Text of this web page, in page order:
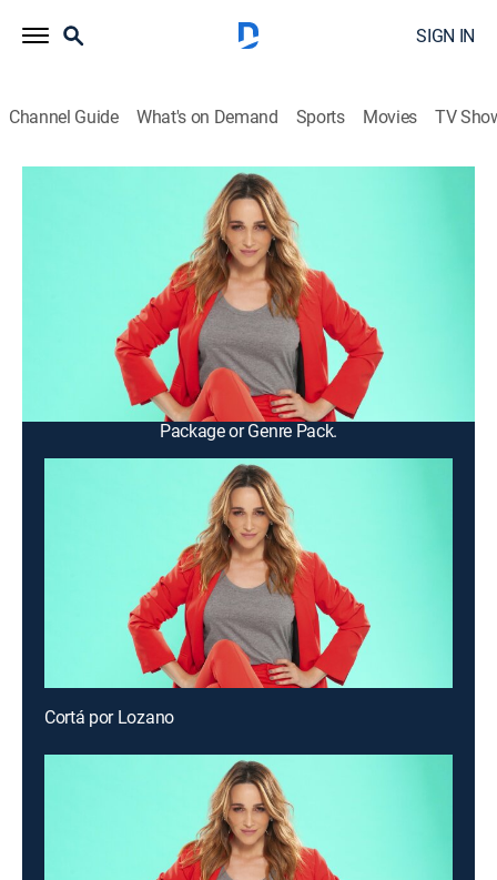
SIGN IN
Channel Guide What's on Demand Sports Movies TV
Cortá por Lozano
Newsmagazine, Interview, Entertainment
Se analizan los temas del día junto a un panel de
reconocidos especialistas. Entrevistas, divertidos
sketches, servicios y una sección de terapia con
This content is currently unavailable with a DIRECTV
Package or Genre Pack.
Cortá por Lozano